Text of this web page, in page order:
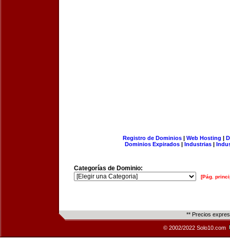
Registro de Dominios| Web Hosting |
Dominios Expirados | Industrias |
Categorías de Dominio:
[Pág.
** Precios
© 2002/2022 Solo10.com